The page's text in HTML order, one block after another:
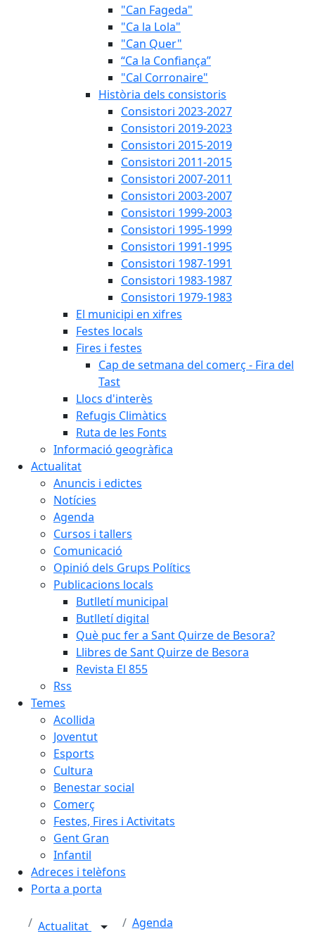
"Can Fageda"
"Ca la Lola"
"Can Quer"
“Ca la Confiança”
"Cal Corronaire"
Història dels consistoris
Consistori 2023-2027
Consistori 2019-2023
Consistori 2015-2019
Consistori 2011-2015
Consistori 2007-2011
Consistori 2003-2007
Consistori 1999-2003
Consistori 1995-1999
Consistori 1991-1995
Consistori 1987-1991
Consistori 1983-1987
Consistori 1979-1983
El municipi en xifres
Festes locals
Fires i festes
Cap de setmana del comerç - Fira del
Tast
Llocs d'interès
Refugis Climàtics
Ruta de les Fonts
Informació geogràfica
Actualitat
Anuncis i edictes
Notícies
Agenda
Cursos i tallers
Comunicació
Opinió dels Grups Polítics
Publicacions locals
Butlletí municipal
Butlletí digital
Què puc fer a Sant Quirze de Besora?
Llibres de Sant Quirze de Besora
Revista El 855
Rss
Temes
Acollida
Joventut
Esports
Cultura
Benestar social
Comerç
Festes, Fires i Activitats
Gent Gran
Infantil
Adreces i telèfons
Porta a porta
Actualitat Agenda